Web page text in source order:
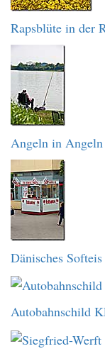
Rapsblüte in der
Angeln in
Dänisches
Autobahnschild